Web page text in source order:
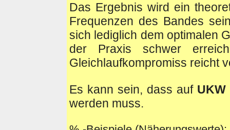
Das Ergebnis wird ein
Frequenzen des Bandes
sich lediglich dem optimalen
der Praxis schwer
Gleichlaufkompromiss reicht
Es kann sein, dass auf UKW
werden muss.